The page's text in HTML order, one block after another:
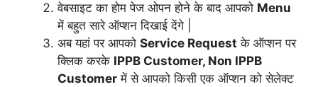
वेबसाइट का होम पेज ओपन होने के बाद आपको Menu
में बहुत सारे ऑप्शन दिखाई देंगे |
अब यहां पर आपको Service Request के ऑप्शन पर
क्लिक करके IPPB Customer, Non IPPB
Customer में से आपको किसी एक ऑप्शन को सेलेक्ट